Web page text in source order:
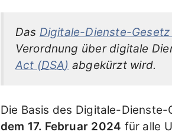
Das Digitale-Dienste-Gesetz
Verordnung über digitale
Act (DSA) abgekürzt wird.
Die Basis des Digitale-Dienste-
dem 17. Februar 2024 für alle